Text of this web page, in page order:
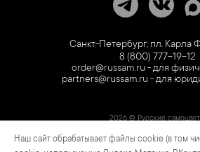
Санкт-Петербург, пл. Карла
8 (800) 777-19-12
order@russam.ru - для
partners@russam.ru - для
2026 © Русские
Предложение не является публичной офертой. Цены
Наш сайт обрабатывает файлы cookie (в том